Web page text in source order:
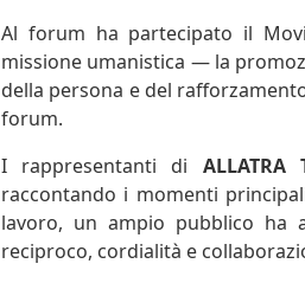
Al forum ha partecipato il
missione umanistica — la
della persona e del
forum.
I rappresentanti di
raccontando i momenti
lavoro, un ampio pubblico ha
reciproco, cordialità e